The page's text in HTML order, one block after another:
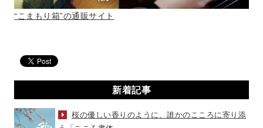
“こまもり箱”の通販サイト
新着記事
桜の優しい香りのように、誰かのこころに寄り添